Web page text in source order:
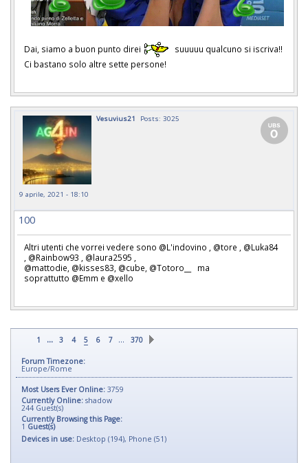
Dai, siamo a buon punto direi
suuuuu qualcuno si iscriva!!
Ci bastano solo altre sette persone!
Vesuvius21 Posts: 3025
9 aprile, 2021 - 18:10
100
Altri utenti che vorrei vedere sono @L'indovino , @tore , @Luka84
, @Rainbow93 , @laura2595 ,
@mattodie, @kisses83, @cube, @Totoro__ ma
soprattutto @Emm e @xello
1 ... 3 4 5 6 7 … 370
Forum Timezone:
Europe/Rome
Most Users Ever Online: 3759
Currently Online: shadow
244 Guest(s)
Currently Browsing this Page:
1 Guest(s)
Devices in use: Desktop (194), Phone (51)